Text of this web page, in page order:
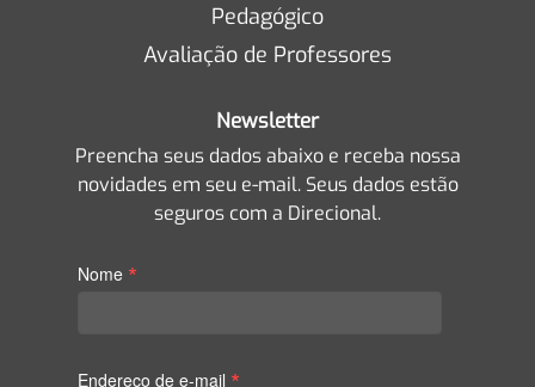
Pedagógico
Avaliação de Professores
Newsletter
Preencha seus dados abaixo e receba nossa
novidades em seu e-mail. Seus dados estão
seguros com a Direcional.
Nome *
Endereço de e-mail